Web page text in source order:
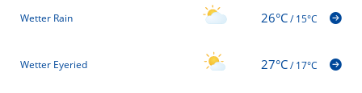
Wetter Rain 26°C/15°C
Wetter Eyeried 27°C/17°C